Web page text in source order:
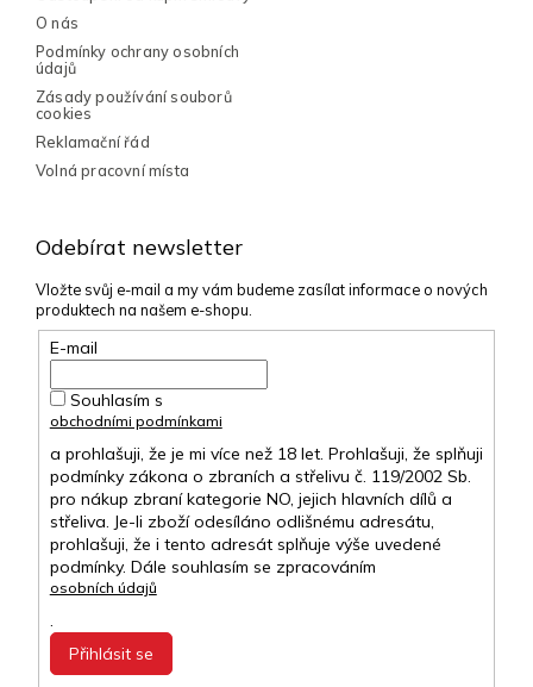
Odebírat newsletter
Vložte svůj e-mail a my vám budeme zasílat informace o nových
produktech na našem e-shopu.
E-mail
Souhlasím s
obchodními podmínkami
a prohlašuji, že je mi více než 18 let. Prohlašuji, že splňuji
podmínky zákona o zbraních a střelivu č. 119/2002 Sb.
pro nákup zbraní kategorie NO, jejich hlavních dílů a
střeliva. Je-li zboží odesíláno odlišnému adresátu,
prohlašuji, že i tento adresát splňuje výše uvedené
podmínky. Dále souhlasím se zpracováním
osobních údajů
.
Přihlásit se
O nás
Podmínky ochrany osobních
údajů
Zásady používání souborů
cookies
Reklamační řád
Volná pracovní místa